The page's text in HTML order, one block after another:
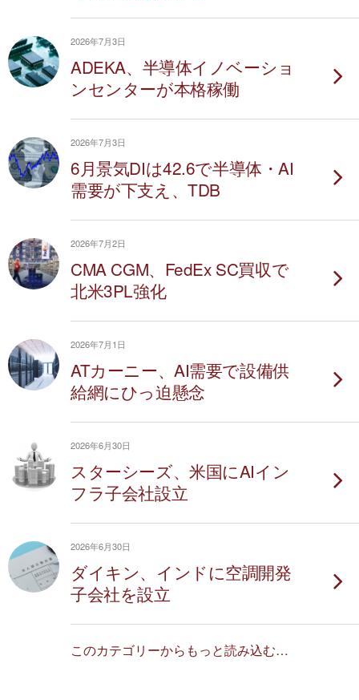
2026年7月3日
ADEKA、半導体イノベーショ
ンセンターが本格稼働
2026年7月3日
6月景気DIは42.6で半導体・AI
需要が下支え、TDB
2026年7月2日
CMA CGM、FedEx SC買収で
北米3PL強化
2026年7月1日
ATカーニー、AI需要で設備供
給網にひっ迫懸念
2026年6月30日
スターシーズ、米国にAIイン
フラ子会社設立
2026年6月30日
ダイキン、インドに空調開発
子会社を設立
このカテゴリーからもっと読み込む…